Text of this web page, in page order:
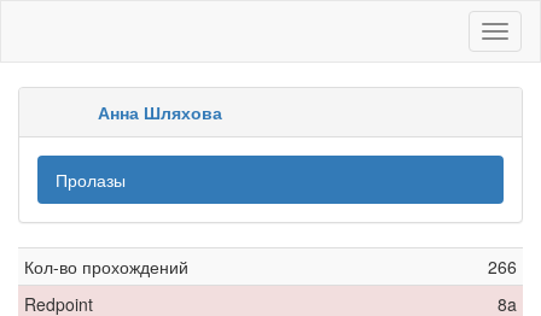
Анна Шляхова
Пролазы
Кол-во прохождений
266
Redpoint
8a